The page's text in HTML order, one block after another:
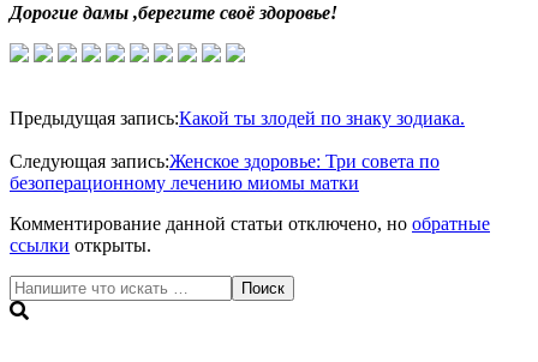
Дорогие дамы ,берегите своё здоровье!
06-
Предыдущая запись:Какой ты злодей по знаку зодиака.
Следующая запись:Женское здоровье: Три совета по
безоперационному лечению миомы матки
Комментирование данной статьи отключено, но обратные
ссылки открыты.
Поиск